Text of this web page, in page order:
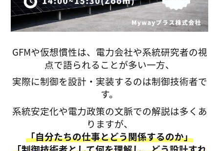
GFMや仮想慣性は、電力会社や系統研究者の視
点で語られることが多い一方、
実際に制御を設計・実装するのは制御技術者で
す。
系統安定化や電力政策の文脈での解説は多くあ
りますが、
「自分たちの仕事とどう関係するのか」